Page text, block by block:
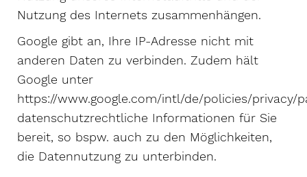
Nutzung des Internets zusammenhängen.
Google gibt an, Ihre IP-Adresse nicht mit
anderen Daten zu verbinden. Zudem hält
Google unter
https://www.google.com/intl/de/policies/privacy/
datenschutzrechtliche Informationen für Sie
bereit, so bspw. auch zu den Möglichkeiten,
die Datennutzung zu unterbinden.